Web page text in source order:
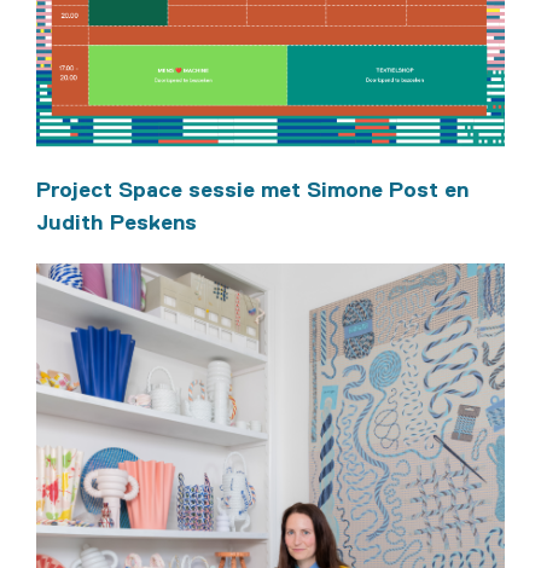
Project Space sessie met Simone Post en
Judith Peskens